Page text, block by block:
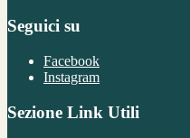
Seguici su
Facebook
Instagram
Sezione Link Utili